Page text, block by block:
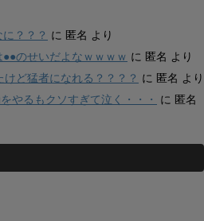
？？？ に 匿名 より
●●のせいだよなｗｗｗｗ に 匿名 より
けど猛者になれる？？？？ に 匿名 より
やるもクソすぎて泣く・・・
に 匿名